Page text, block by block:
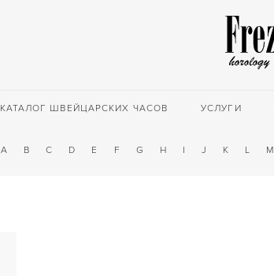
КАТАЛОГ ШВЕЙЦАРСКИХ ЧАСОВ УСЛУГИ
A B C D E F G H I J K L M